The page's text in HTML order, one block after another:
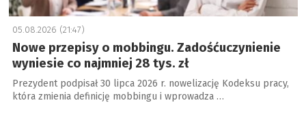
05.08.2026 (21:47)
Nowe przepisy o mobbingu. Zadośćuczynienie
wyniesie co najmniej 28 tys. zł
Prezydent podpisał 30 lipca 2026 r. nowelizację Kodeksu pracy,
która zmienia definicję mobbingu i wprowadza …